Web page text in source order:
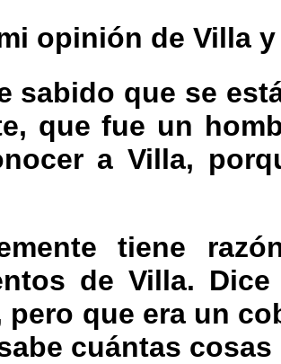
opinión de Villa
sabido que se
que fue un
a Villa,
tiene
de Villa.
pero que era un
cuántas cosas